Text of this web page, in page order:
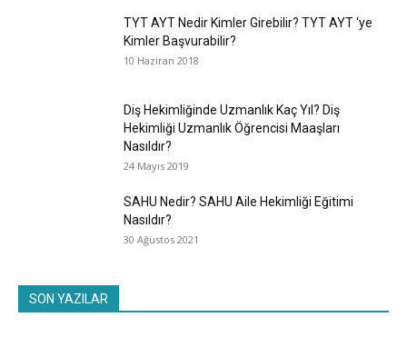
TYT AYT Nedir Kimler Girebilir? TYT AYT ‘ye
Kimler Başvurabilir?
10 Haziran 2018
Diş Hekimliğinde Uzmanlık Kaç Yıl? Diş
Hekimliği Uzmanlık Öğrencisi Maaşları
Nasıldır?
24 Mayıs 2019
SAHU Nedir? SAHU Aile Hekimliği Eğitimi
Nasıldır?
30 Ağustos 2021
SON YAZILAR